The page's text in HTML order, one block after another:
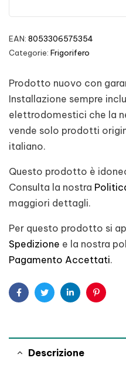
EAN: 8053306575354
Categorie: Frigorifero
Prodotto nuovo con
Installazione sempre
elettrodomestici che la
vende solo prodotti
italiano.
Questo prodotto è
Consulta la nostra
maggiori dettagli.
Per questo prodotto si
Spedizione e la nostra
Pagamento Accettati.
FacebookTwitterLinkedinPinterest
Descrizione